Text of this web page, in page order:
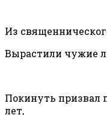
Из
Вырастили чужие
Покинуть призвал
лет,